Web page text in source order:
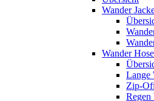
Wander
Wander
Lange
Zip-
Regen